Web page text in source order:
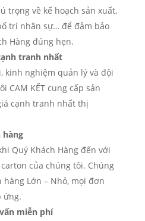
trọng về kế hoạch sản xuất,
trí nhân sự… để đảm bảo
Hàng đúng hẹn.
tranh nhất
kinh nghiệm quản lý và đội
CAM KẾT cung cấp sản
cạnh tranh nhất thị
hàng
Quý Khách Hàng đến với
của chúng tôi. Chúng
Lớn – Nhỏ, mọi đơn
ứng.
miễn phí